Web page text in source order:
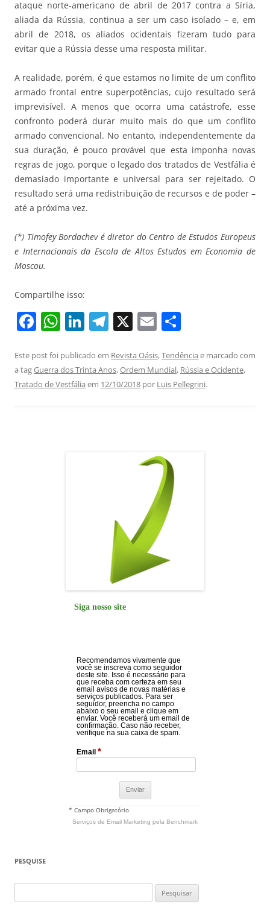
ataque norte-americano de abril de 2017 contra a Síria,
aliada da Rússia, continua a ser um caso isolado – e, em
abril de 2018, os aliados ocidentais fizeram tudo para
evitar que a Rússia desse uma resposta militar.
A realidade, porém, é que estamos no limite de um conflito
armado frontal entre superpotências, cujo resultado será
imprevisível. A menos que ocorra uma catástrofe, esse
confronto poderá durar muito mais do que um conflito
armado convencional. No entanto, independentemente da
sua duração, é pouco provável que esta imponha novas
regras de jogo, porque o legado dos tratados de Vestfália é
demasiado importante e universal para ser rejeitado. O
resultado será uma redistribuição de recursos e de poder –
até a próxima vez.
(*) Timofey Bordachev é diretor do Centro de Estudos Europeus
e Internacionais da Escola de Altos Estudos em Economia de
Moscou.
Compartilhe isso:
F
c
e
W
at
s
Li
k
e
T
e
gr
X E
ai
l
ar
e
Este post foi publicado em Revista Oásis,Tendência e marcado com
a tagGuerra dos Trinta Anos,Ordem Mundial, Rússia e Ocidente,
Tratado de Vestfália em 12/10/2018 por Luis Pellegrini.
Siga nosso site
Recomendamos vivamente que
você se inscreva como seguidor
deste site. Isso é necessário para
que receba com certeza em seu
email avisos de novas matérias e
serviços publicados. Para ser
seguidor, preencha no campo
abaixo o seu email e clique em
enviar. Você receberá um email de
confirmação. Caso não receber,
verifique na sua caixa de spam.
Email *
* Campo Obrigatório
Serviços de Email Marketing pela Benchmark
PESQUISE
por: